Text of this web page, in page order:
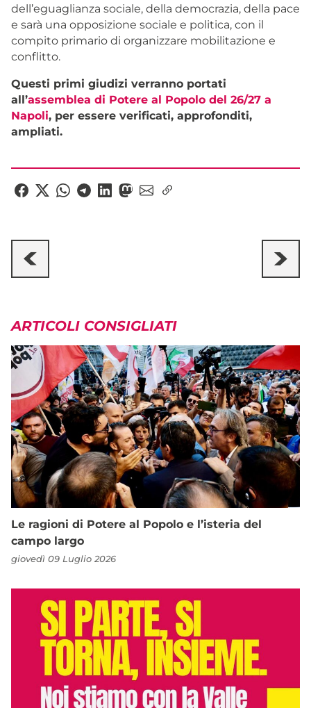
dell’eguaglianza sociale, della democrazia, della pace
e sarà una opposizione sociale e politica, con il
compito primario di organizzare mobilitazione e
conflitto.
Questi primi giudizi verranno portati
all’assemblea di Potere al Popolo del 26/27 a
Napoli, per essere verificati, approfonditi,
ampliati.
ARTICOLI CONSIGLIATI
Le ragioni di Potere al Popolo e l’isteria del
campo largo
giovedì 09 Luglio 2026